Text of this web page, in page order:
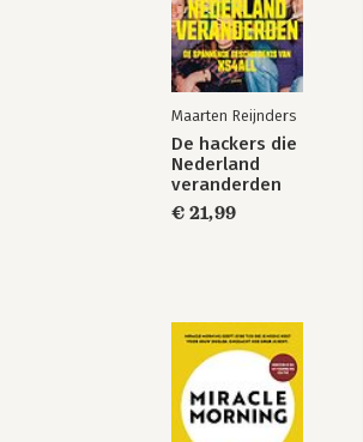
Maarten Reijnders
De hackers die
Nederland
veranderden
€ 21,99